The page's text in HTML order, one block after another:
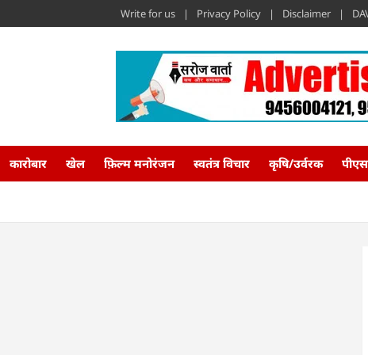
Write for us Privacy Policy Disclaimer
कारोबार खेल फ़िल्म मनोरंजन स्वतंत्र विचार कृषि/उर्वरक